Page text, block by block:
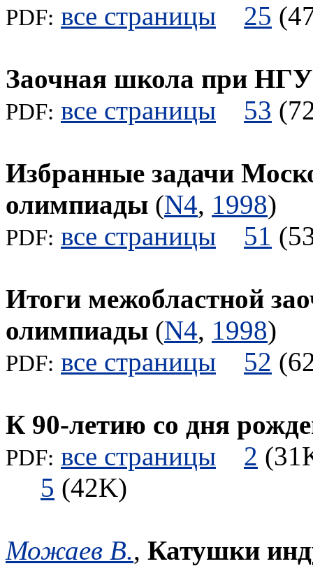
PDF: все страницы 25
Заочная школа при НГУ
PDF: все страницы 53
Избранные задачи
олимпиады (N4, 1998)
PDF: все страницы 51
Итоги межобластной
олимпиады (N4, 1998)
PDF: все страницы 52
К 90-летию со дня
PDF: все страницы 2
5 (42K)
Можаев В., Катушки